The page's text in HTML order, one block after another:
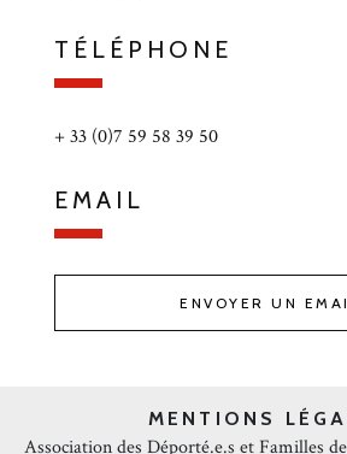
TÉLÉPHONE
+ 33 (0)7 59 58 39 50
EMAIL
ENVOYER UN
MENTIONS
Association des Déporté.e.s et Familles